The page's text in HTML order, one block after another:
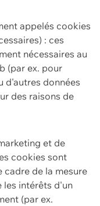
appelés cookies
: ces
nécessaires au
(par ex. pour
d'autres données
des raisons de
et de
cookies sont
cadre de la mesure
les intérêts d'un
(par ex.